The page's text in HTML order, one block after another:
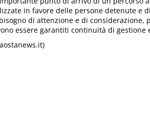
in favore delle persone detenute e
di attenzione e di
essere garantiti continuità di gestione